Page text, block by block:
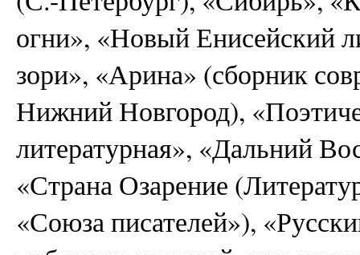
огни», «Новый Енисейский
зори», «Арина» (сборник
Нижний Новгород),
литературная», «Дальний
«Страна Озарение
«Союза писателей»),